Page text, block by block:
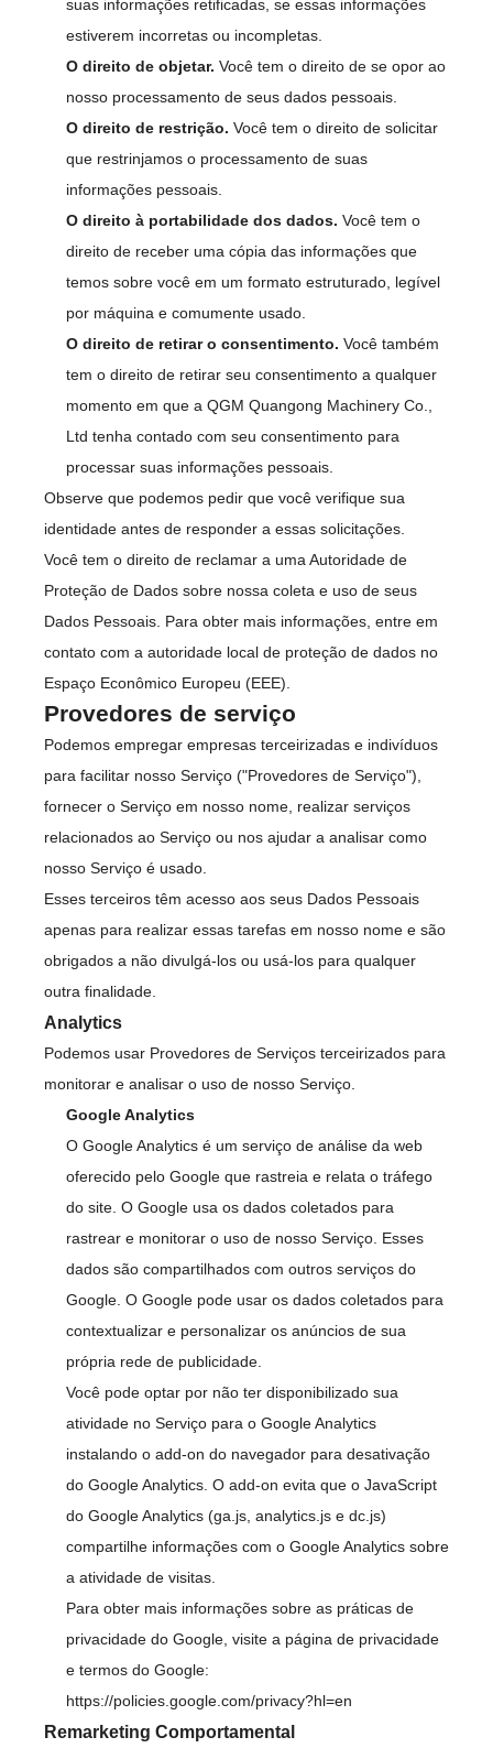
suas informações retificadas, se essas informações
estiverem incorretas ou incompletas.
O direito de objetar. Você tem o direito de se opor ao
nosso processamento de seus dados pessoais.
O direito de restrição. Você tem o direito de solicitar
que restrinjamos o processamento de suas
informações pessoais.
O direito à portabilidade dos dados. Você tem o
direito de receber uma cópia das informações que
temos sobre você em um formato estruturado, legível
por máquina e comumente usado.
O direito de retirar o consentimento. Você também
tem o direito de retirar seu consentimento a qualquer
momento em que a QGM Quangong Machinery Co.,
Ltd tenha contado com seu consentimento para
processar suas informações pessoais.
Observe que podemos pedir que você verifique sua
identidade antes de responder a essas solicitações.
Você tem o direito de reclamar a uma Autoridade de
Proteção de Dados sobre nossa coleta e uso de seus
Dados Pessoais. Para obter mais informações, entre em
contato com a autoridade local de proteção de dados no
Espaço Econômico Europeu (EEE).
Provedores de serviço
Podemos empregar empresas terceirizadas e indivíduos
para facilitar nosso Serviço ("Provedores de Serviço"),
fornecer o Serviço em nosso nome, realizar serviços
relacionados ao Serviço ou nos ajudar a analisar como
nosso Serviço é usado.
Esses terceiros têm acesso aos seus Dados Pessoais
apenas para realizar essas tarefas em nosso nome e são
obrigados a não divulgá-los ou usá-los para qualquer
outra finalidade.
Analytics
Podemos usar Provedores de Serviços terceirizados para
monitorar e analisar o uso de nosso Serviço.
Google Analytics
O Google Analytics é um serviço de análise da web
oferecido pelo Google que rastreia e relata o tráfego
do site. O Google usa os dados coletados para
rastrear e monitorar o uso de nosso Serviço. Esses
dados são compartilhados com outros serviços do
Google. O Google pode usar os dados coletados para
contextualizar e personalizar os anúncios de sua
própria rede de publicidade.
Você pode optar por não ter disponibilizado sua
atividade no Serviço para o Google Analytics
instalando o add-on do navegador para desativação
do Google Analytics. O add-on evita que o JavaScript
do Google Analytics (ga.js, analytics.js e dc.js)
compartilhe informações com o Google Analytics sobre
a atividade de visitas.
Para obter mais informações sobre as práticas de
privacidade do Google, visite a página de privacidade
e termos do Google:
https://policies.google.com/privacy?hl=en
Remarketing Comportamental